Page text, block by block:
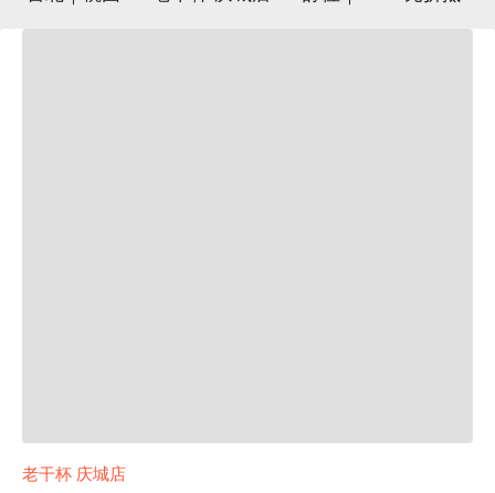
老干杯 庆城店